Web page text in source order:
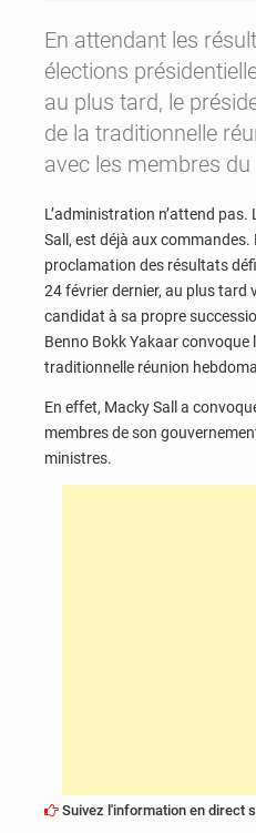
En attendant les
élections
au plus tard, le
de la traditionnelle
avec les membres
L’administration n’attend
Sall, est déjà aux
proclamation des résultats
24 février dernier, au plus tard
candidat à sa propre
Benno Bokk Yakaar convoque
traditionnelle réunion
En effet, Macky Sall a
membres de son
ministres.
Suivez l'information en direct